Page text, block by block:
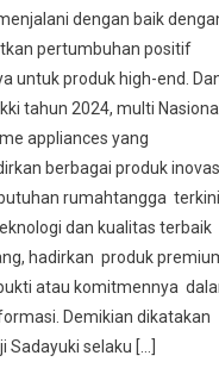
dengan baik
pertumbuhan positif
untuk produk high-end.
tahun 2024, multi Nasional
appliances yang
berbagai produk
rumahtangga terkini
dan kualitas terbaik
hadirkan produk
atau komitmennya
Demikian dikatakan
Sadayuki selaku […]